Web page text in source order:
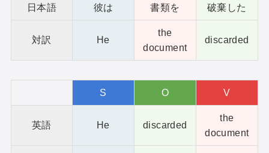
日本語 彼は 書類を 破棄した
対訳 He
the
document
discarded
S O V
英語 He discarded
the
document